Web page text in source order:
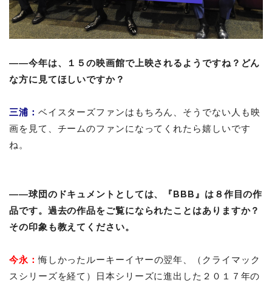
――今年は、１５の映画館で上映されるようですね？どん
な方に見てほしいですか？
三浦： ベイスターズファンはもちろん、そうでない人も映
画を見て、チームのファンになってくれたら嬉しいです
ね。
――球団のドキュメントとしては、『BBB』は８作目の作
品です。過去の作品をご覧になられたことはありますか？
その印象も教えてください。
今永：悔しかったルーキーイヤーの翌年、（クライマック
スシリーズを経て）日本シリーズに進出した２０１７年の